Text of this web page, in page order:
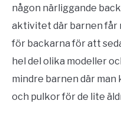
någon närliggande
aktivitet där barnen får
för backarna för att
hel del olika modeller
mindre barnen där man
och pulkor för de lite